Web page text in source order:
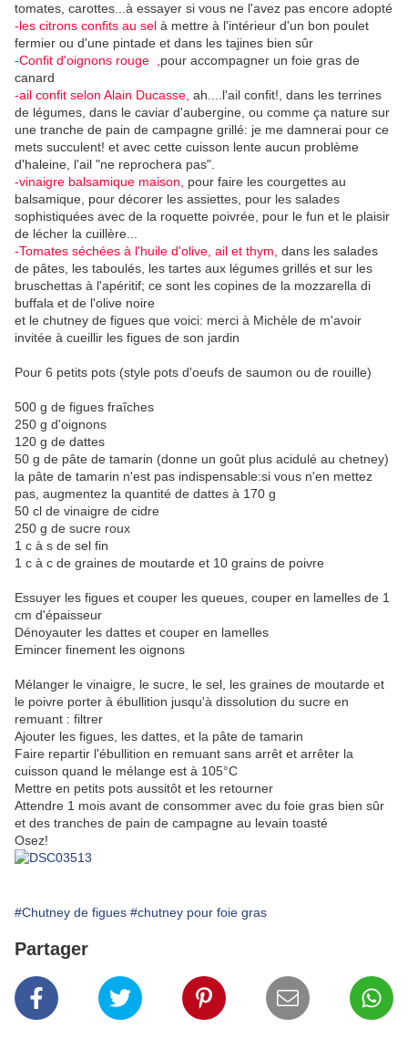
tomates, carottes...à essayer si vous ne l'avez pas encore adopté
-les citrons confits au sel à mettre à l'intérieur d'un bon poulet
fermier ou d'une pintade et dans les tajines bien sûr
-Confit d'oignons rouge , pour accompagner un foie gras de
canard
-ail confit selon Alain Ducasse, ah....l'ail confit!, dans les terrines
de légumes, dans le caviar d'aubergine, ou comme ça nature sur
une tranche de pain de campagne grillé: je me damnerai pour ce
mets succulent! et avec cette cuisson lente aucun problème
d'haleine, l'ail "ne reprochera pas".
-vinaigre balsamique maison, pour faire les courgettes au
balsamique, pour décorer les assiettes, pour les salades
sophistiquées avec de la roquette poivrée, pour le fun et le plaisir
de lécher la cuillère...
-Tomates séchées à l'huile d'olive, ail et thym, dans les salades
de pâtes, les taboulés, les tartes aux légumes grillés et sur les
bruschettas à l'apéritif; ce sont les copines de la mozzarella di
buffala et de l'olive noire
et le chutney de figues que voici: merci à Michèle de m'avoir
invitée à cueillir les figues de son jardin
Pour 6 petits pots (style pots d'oeufs de saumon ou de rouille)
500 g de figues fraîches
250 g d'oignons
120 g de dattes
50 g de pâte de tamarin (donne un goût plus acidulé au chetney)
la pâte de tamarin n'est pas indispensable:si vous n'en mettez
pas, augmentez la quantité de dattes à 170 g
50 cl de vinaigre de cidre
250 g de sucre roux
1 c à s de sel fin
1 c à c de graines de moutarde et 10 grains de poivre
Essuyer les figues et couper les queues, couper en lamelles de 1
cm d'épaisseur
Dénoyauter les dattes et couper en lamelles
Emincer finement les oignons
Mélanger le vinaigre, le sucre, le sel, les graines de moutarde et
le poivre porter à ébullition jusqu'à dissolution du sucre en
remuant : filtrer
Ajouter les figues, les dattes, et la pâte de tamarin
Faire repartir l'ébullition en remuant sans arrêt et arrêter la
cuisson quand le mélange est à 105°C
Mettre en petits pots aussitôt et les retourner
Attendre 1 mois avant de consommer avec du foie gras bien sûr
et des tranches de pain de campagne au levain toasté
Osez!
#Chutney de figues #chutney pour foie gras
Partager